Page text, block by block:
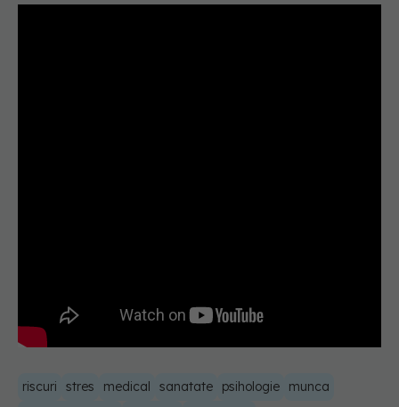
riscuri stres medical sanatate psihologie
munca